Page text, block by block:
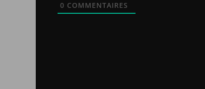
0 COMMENTAIRES